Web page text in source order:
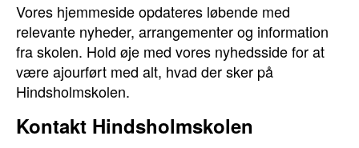
Vores hjemmeside opdateres løbende med
relevante nyheder, arrangementer og information
fra skolen. Hold øje med vores nyhedsside for at
være ajourført med alt, hvad der sker på
Hindsholmskolen.
Kontakt Hindsholmskolen